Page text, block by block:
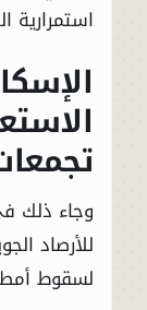
استمرارية
وجاء ذلك
للأرصاد
لسقوط